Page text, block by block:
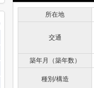
所在地
交通
築年月（築年数）
種別/構造